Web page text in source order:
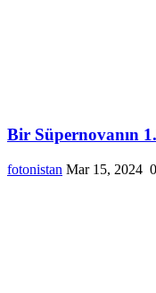
Bir Süpernovanın
fotonistan Mar 15, 2024 0